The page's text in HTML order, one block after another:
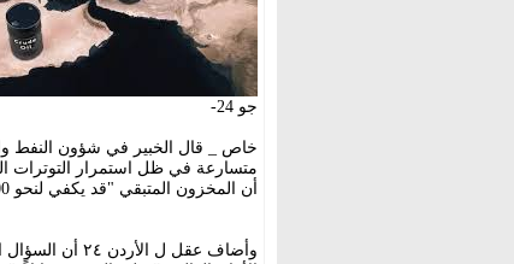
جو 24-
خاص _ قال الخبير في شؤون النفط
متسارعة في ظل استمرار التوترات
أن المخزون المتبقي "قد يكفي لنحو 100 يوم فقط إذا استمرت الأزمة بالمستويات الحالية”.
وأضاف عقل ل